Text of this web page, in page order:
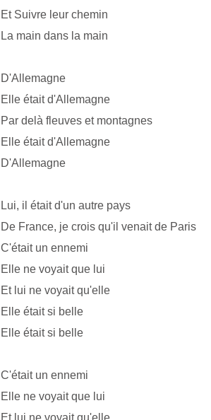
Et Suivre leur chemin
La main dans la main
D'Allemagne
Elle était d'Allemagne
Par delà fleuves et montagnes
Elle était d'Allemagne
D'Allemagne
Lui, il était d'un autre pays
De France, je crois qu'il venait de Paris
C'était un ennemi
Elle ne voyait que lui
Et lui ne voyait qu'elle
Elle était si belle
Elle était si belle
C'était un ennemi
Elle ne voyait que lui
Et lui ne voyait qu'elle